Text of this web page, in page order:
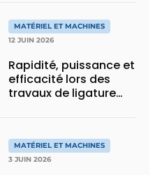
transport spécial
MATÉRIEL ET MACHINES
12 JUIN 2026
Rapidité, puissance et
efficacité lors des
travaux de ligature
MATÉRIEL ET MACHINES
3 JUIN 2026